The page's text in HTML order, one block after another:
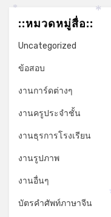
::หมวดหมู่สื่อ::
Uncategorized
ข้อสอบ
งานการ์ดต่างๆ
งานครูประจำชั้น
งานธุรการโรงเรียน
งานรูปภาพ
งานอื่นๆ
บัตรคำศัพท์ภาษาจีน